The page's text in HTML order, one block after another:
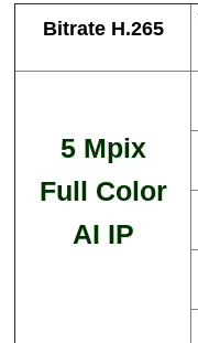
Bitrate H.265
5 Mpix
Full Color
AI IP